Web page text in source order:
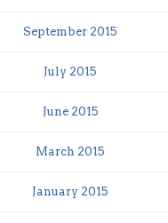
September 2015
July 2015
June 2015
March 2015
January 2015